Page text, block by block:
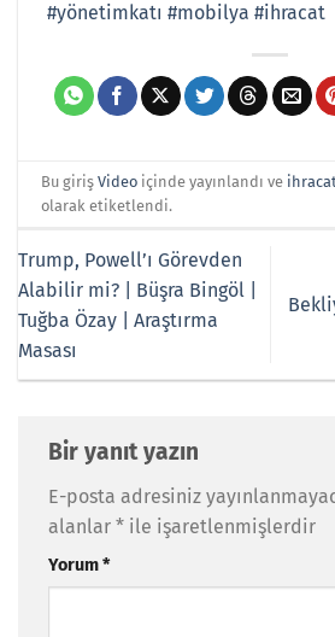
#yönetimkatı #mobilya #ihracat
Bu girişVideo içinde yayınlandı ve
olarak etiketlendi.
Trump, Powell’ı Görevden
Alabilir mi? | Büşra Bingöl |
Tuğba Özay | Araştırma
Masası
Bir yanıt yazın
E-posta adresiniz
alanlar * ile işaretlenmişlerdir
Yorum*